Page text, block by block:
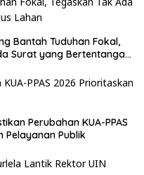
Bantah Tuduhan Fokal,
Surat yang Bertentangan
Perubahan KUA-PPAS
Pelayanan Publik